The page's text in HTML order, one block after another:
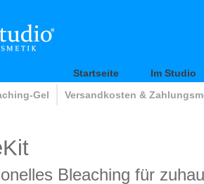
Startseite
Im Studio
Gel Versandkosten &
Bleaching für